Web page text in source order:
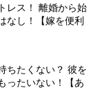
レス！ 離婚から始
なし！【嫁を便利
ちたくない？ 彼を
ったいない！【あ